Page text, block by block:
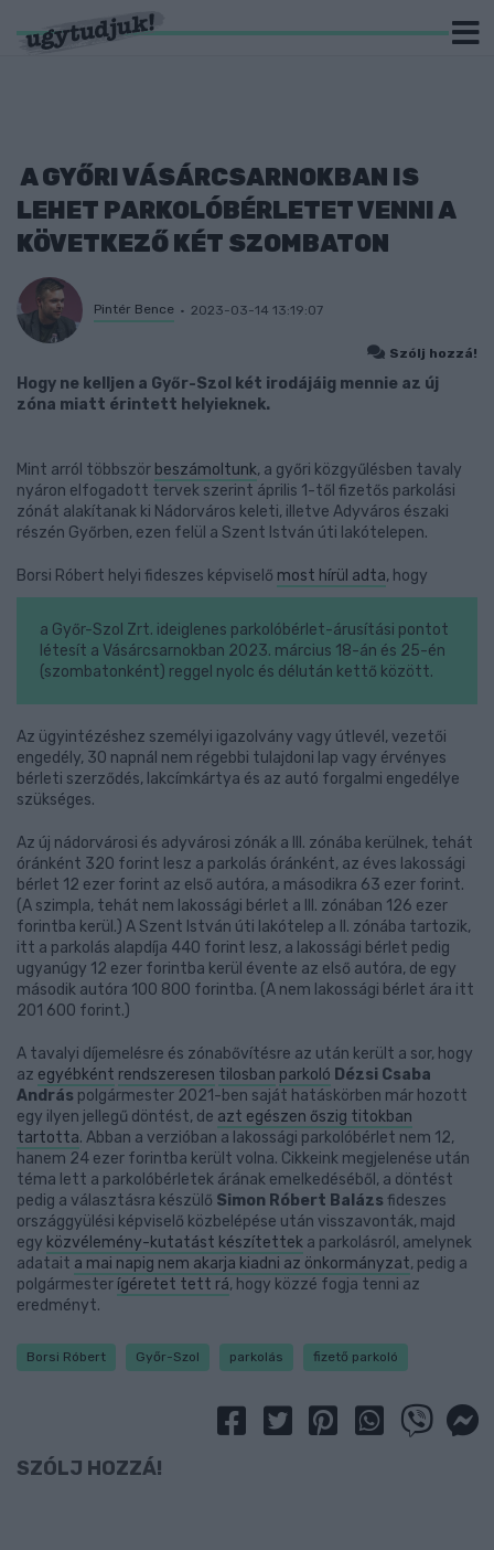
A GYŐRI VÁSÁRCSARNOKBAN IS
LEHET PARKOLÓBÉRLETET VENNI A
KÖVETKEZŐ KÉT SZOMBATON
Pintér Bence 2023-03-14 13:19:07
Szólj hozzá!
Hogy ne kelljen a Győr-Szol két irodájáig mennie az új
zóna miatt érintett helyieknek.
Mint arról többször beszámoltunk, a győri közgyűlésben tavaly
nyáron elfogadott tervek szerint április 1-től fizetős parkolási
zónát alakítanak ki Nádorváros keleti, illetve Adyváros északi
részén Győrben, ezen felül a Szent István úti lakótelepen.
Borsi Róbert helyi fideszes képviselő most hírül adta, hogy
a Győr-Szol Zrt. ideiglenes parkolóbérlet-árusítási pontot
létesít a Vásárcsarnokban 2023. március 18-án és 25-én
(szombatonként) reggel nyolc és délután kettő között.
Az ügyintézéshez személyi igazolvány vagy útlevél, vezetői
engedély, 30 napnál nem régebbi tulajdoni lap vagy érvényes
bérleti szerződés, lakcímkártya és az autó forgalmi engedélye
szükséges.
Az új nádorvárosi és adyvárosi zónák a III. zónába kerülnek, tehát
óránként 320 forint lesz a parkolás óránként, az éves lakossági
bérlet 12 ezer forint az első autóra, a másodikra 63 ezer forint.
(A szimpla, tehát nem lakossági bérlet a III. zónában 126 ezer
forintba kerül.) A Szent István úti lakótelep a II. zónába tartozik,
itt a parkolás alapdíja 440 forint lesz, a lakossági bérlet pedig
ugyanúgy 12 ezer forintba kerül évente az első autóra, de egy
második autóra 100 800 forintba. (A nem lakossági bérlet ára itt
201 600 forint.)
A tavalyi díjemelésre és zónabővítésre az után került a sor, hogy
az egyébként rendszeresen tilosban parkoló Dézsi Csaba
András polgármester 2021-ben saját hatáskörben már hozott
egy ilyen jellegű döntést, de azt egészen őszig titokban
tartotta. Abban a verzióban a lakossági parkolóbérlet nem 12,
hanem 24 ezer forintba került volna. Cikkeink megjelenése után
téma lett a parkolóbérletek árának emelkedéséből, a döntést
pedig a választásra készülő Simon Róbert Balázsfideszes
országgyülési képviselő közbelépése után visszavonták, majd
egy közvélemény-kutatást készítettek a parkolásról, amelynek
adatait a mai napig nem akarja kiadni az önkormányzat, pedig a
polgármester ígéretet tett rá, hogy közzé fogja tenni az
eredményt.
Borsi Róbert Győr-Szol parkolás fizető parkoló
SZÓLJ HOZZÁ!